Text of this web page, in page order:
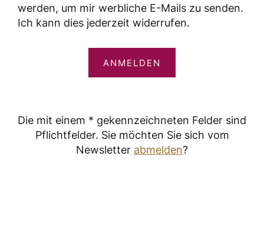
werden, um mir werbliche E-Mails zu senden.
Ich kann dies jederzeit widerrufen.
ANMELDEN
Die mit einem * gekennzeichneten Felder sind
Pflichtfelder. Sie möchten Sie sich vom
Newsletter abmelden?